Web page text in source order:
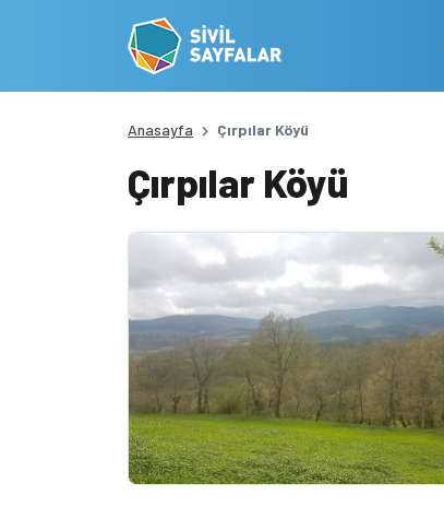
Anasayfa Çırpılar Köyü
Çırpılar Köyü